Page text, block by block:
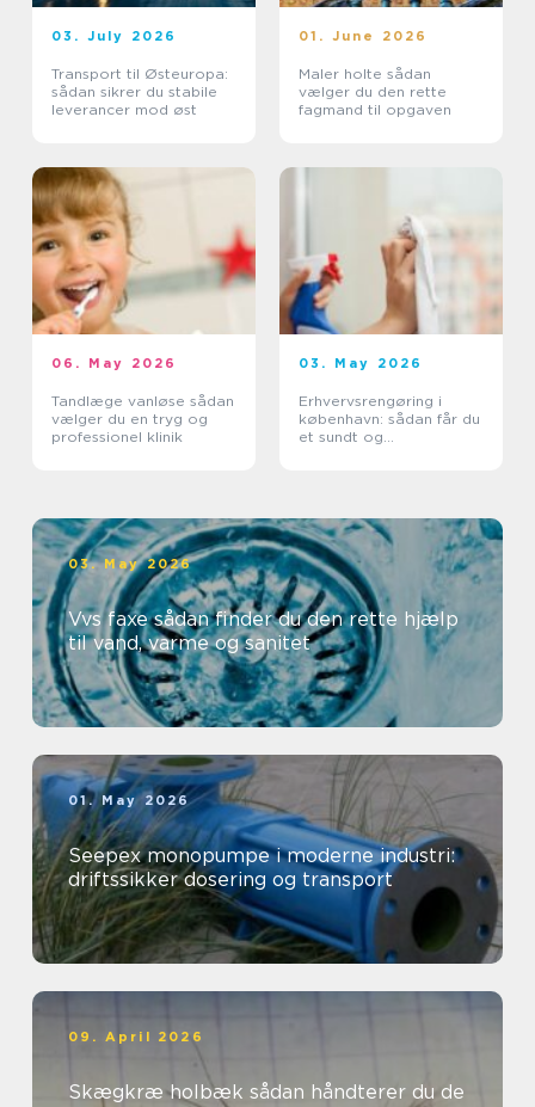
03. July 2026
Transport til Østeuropa:
sådan sikrer du stabile
leverancer mod øst
01. June 2026
Maler holte sådan
vælger du den rette
fagmand til opgaven
06. May 2026
Tandlæge vanløse sådan
vælger du en tryg og
professionel klinik
03. May 2026
Erhvervsrengøring i
københavn: sådan får du
et sundt og
03. May 2026
Vvs faxe sådan finder du den rette hjælp
til vand, varme og sanitet
01. May 2026
Seepex monopumpe i moderne industri:
driftssikker dosering og transport
09. April 2026
Skægkræ holbæk sådan håndterer du de